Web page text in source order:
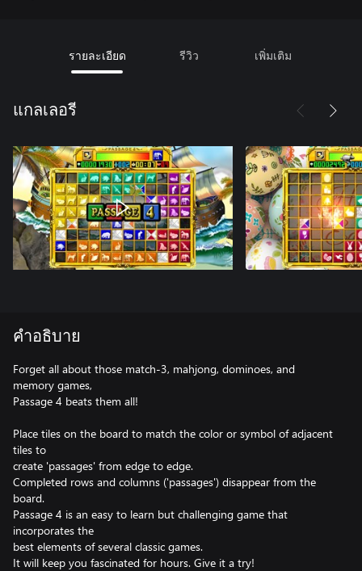
รายละเอียด รีวิว เพิ่มเติม
แกลเลอรี
คำอธิบาย
Forget all about those match-3, mahjong, dominoes, and
memory games,
Passage 4 beats them all!
Place tiles on the board to match the color or symbol of adjacent
tiles to
create 'passages' from edge to edge.
Completed rows and columns ('passages') disappear from the
board.
Passage 4 is an easy to learn but challenging game that
incorporates the
best elements of several classic games.
It will keep you fascinated for hours. Give it a try!